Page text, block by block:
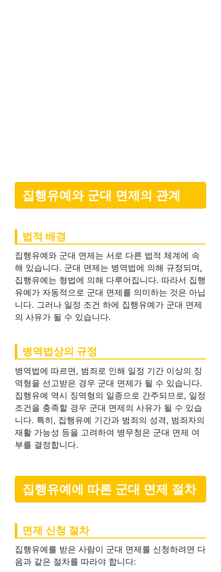
집행유예와 군대 면제의 관계
법적 배경
집행유예와 군대 면제는 서로 다른 법적 체계에 속
해 있습니다. 군대 면제는 병역법에 의해 규정되며,
집행유예는 형법에 의해 다루어집니다. 따라서 집행
유예가 자동적으로 군대 면제를 의미하는 것은 아닙
니다. 그러나 일정 조건 하에 집행유예가 군대 면제
의 사유가 될 수 있습니다.
병역법상의 규정
병역법에 따르면, 범죄로 인해 일정 기간 이상의 징
역형을 선고받은 경우 군대 면제가 될 수 있습니다.
집행유예 역시 징역형의 일종으로 간주되므로, 일정
조건을 충족할 경우 군대 면제의 사유가 될 수 있습
니다. 특히, 집행유예 기간과 범죄의 성격, 범죄자의
재활 가능성 등을 고려하여 병무청은 군대 면제 여
부를 결정합니다.
집행유예에 따른 군대 면제 절차
면제 신청 절차
집행유예를 받은 사람이 군대 면제를 신청하려면 다
음과 같은 절차를 따라야 합니다: